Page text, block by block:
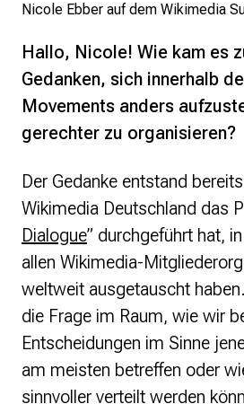
Nicole Ebber auf dem Wikimedia
Hallo, Nicole! Wie kam es
Gedanken, sich innerhalb
Movements anders
gerechter zu organisieren?
Der Gedanke entstand
Wikimedia Deutschland das
Dialogue” durchgeführt hat,
allen Wikimedia-
weltweit ausgetauscht
die Frage im Raum, wie wir
Entscheidungen im Sinne
am meisten betreffen oder
sinnvoller verteilt werden